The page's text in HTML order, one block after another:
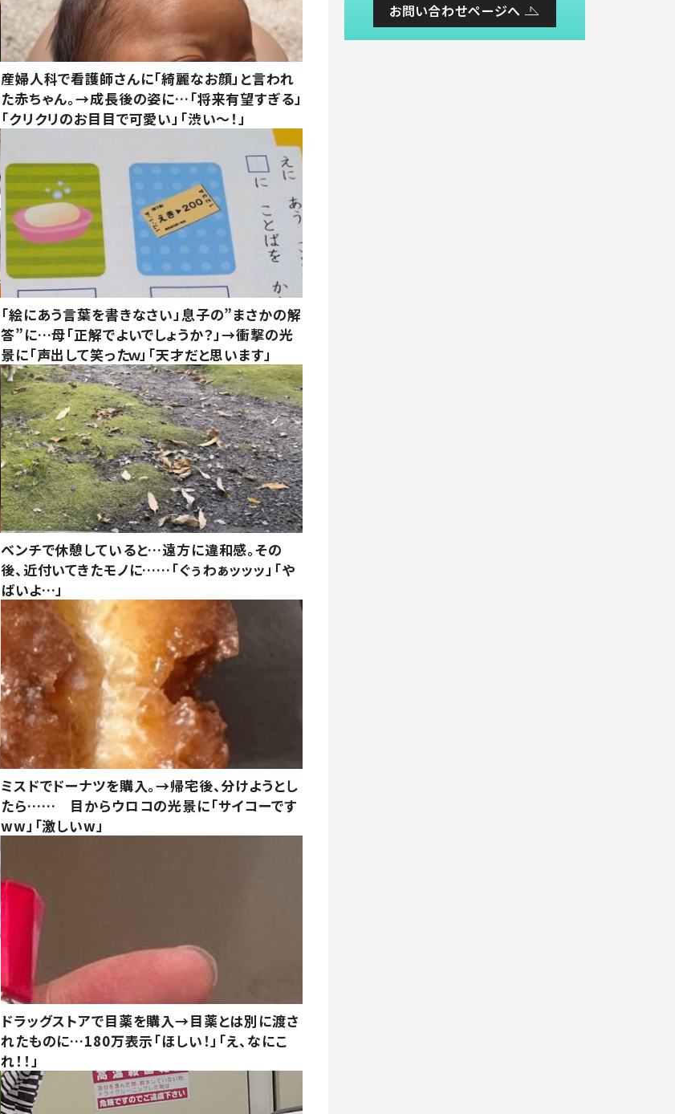
産婦人科で看護師さんに「綺麗なお顔」と言われ
た赤ちゃん。→成長後の姿に…「将来有望すぎる」
「クリクリのお目目で可愛い」「渋い～！」
「絵にあう言葉を書きなさい」息子の”まさかの解
答”に…母「正解でよいでしょうか？」→衝撃の光
景に「声出して笑ったｗ」「天才だと思います」
ベンチで休憩していると…遠方に違和感。その
後、近付いてきたモノに……「ぐぅわぁッッッ」「や
ばいよ…」
ミスドでドーナツを購入。→帰宅後、分けようとし
たら…… 目からウロコの光景に「サイコーです
ww」「激しいw」
ドラッグストアで目薬を購入→目薬とは別に渡さ
れたものに…180万表示「ほしい！」「え、なにこ
れ！！」
お問い合わせページへ